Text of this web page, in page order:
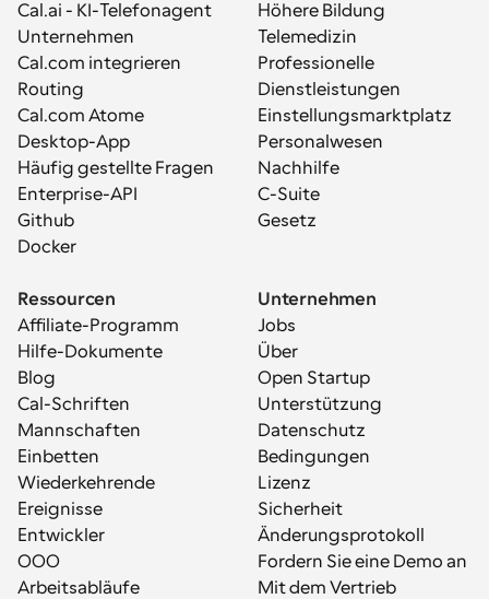
Cal.ai - KI-Telefonagent
Unternehmen
Cal.com integrieren
Routing
Cal.com Atome
Desktop-App
Häufig gestellte Fragen
Enterprise-API
Github
Docker
Höhere Bildung
Telemedizin
Professionelle
Dienstleistungen
Einstellungsmarktplatz
Personalwesen
Nachhilfe
C-Suite
Gesetz
Ressourcen
Affiliate-Programm
Hilfe-Dokumente
Blog
Cal-Schriften
Mannschaften
Einbetten
Wiederkehrende
Ereignisse
Entwickler
OOO
Arbeitsabläufe
Unternehmen
Jobs
Über
Open Startup
Unterstützung
Datenschutz
Bedingungen
Lizenz
Sicherheit
Änderungsprotokoll
Fordern Sie eine Demo an
Mit dem Vertrieb